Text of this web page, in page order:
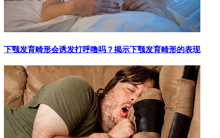
下颚发育畸形会诱发打呼噜吗？揭示下颚发育畸形的表现